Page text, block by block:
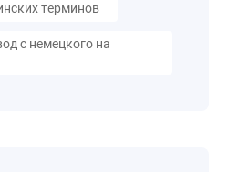
терминов
с немецкого на